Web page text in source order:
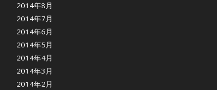
2014年8月
2014年7月
2014年6月
2014年5月
2014年4月
2014年3月
2014年2月